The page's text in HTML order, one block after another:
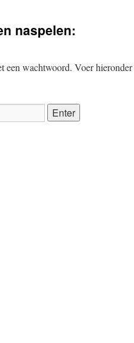
naspelen:
een wachtwoord. Voer